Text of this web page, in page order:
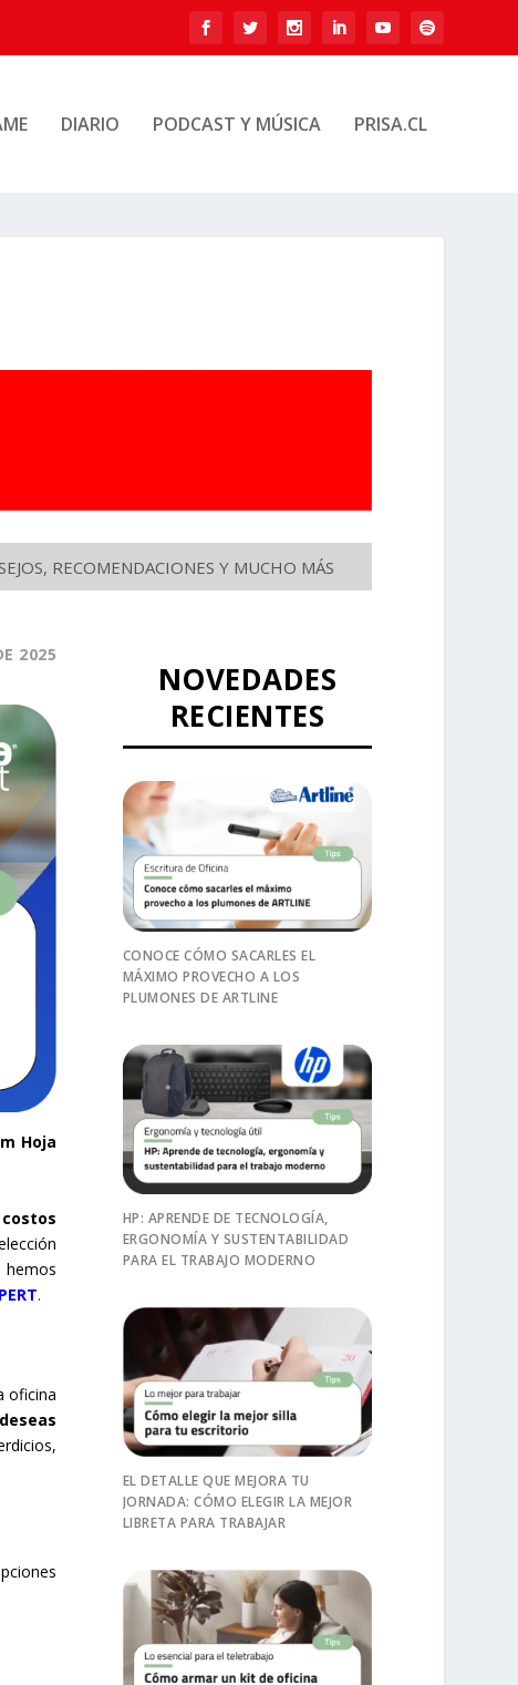
DIARIO PODCAST Y MÚSICA PRISA.CL
RECOMENDACIONES Y MUCHO MÁS
2025
Hoja
costos
hemos
.
oficina
NOVEDADES
RECIENTES
CONOCE CÓMO SACARLES EL
MÁXIMO PROVECHO A LOS
PLUMONES DE ARTLINE
HP: APRENDE DE TECNOLOGÍA,
ERGONOMÍA Y SUSTENTABILIDAD
PARA EL TRABAJO MODERNO
EL DETALLE QUE MEJORA TU
JORNADA: CÓMO ELEGIR LA MEJOR
LIBRETA PARA TRABAJAR